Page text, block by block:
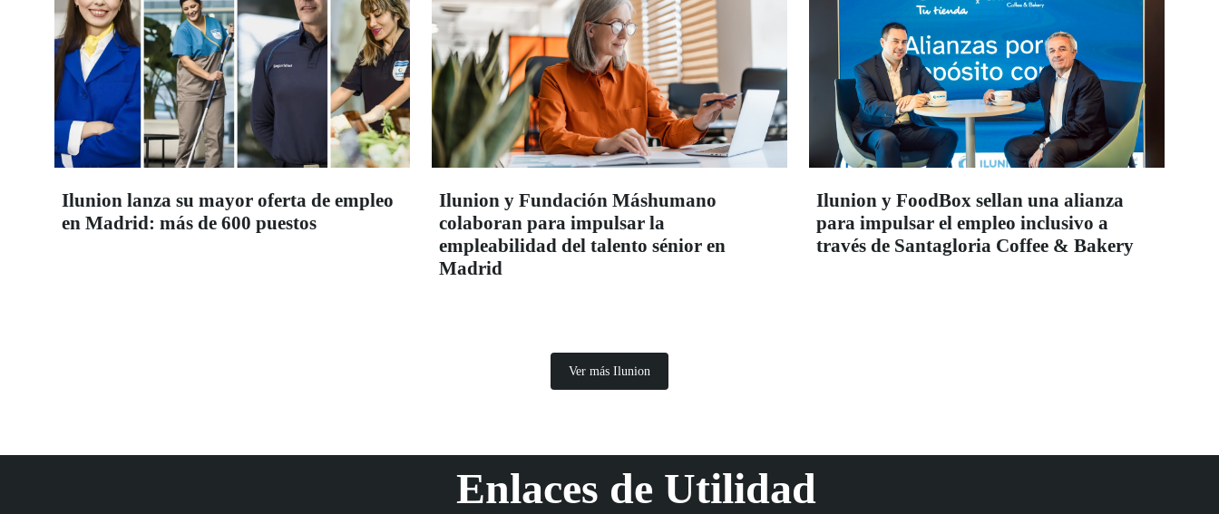
Ilunion lanza su mayor oferta de empleo
en Madrid: más de 600 puestos
Ilunion y Fundación Máshumano
colaboran para impulsar la
empleabilidad del talento sénior en
Madrid
Ilunion y FoodBox sellan una alianza
para impulsar el empleo inclusivo a
través de Santagloria Coffee & Bakery
Ver más Ilunion
Enlaces de Utilidad